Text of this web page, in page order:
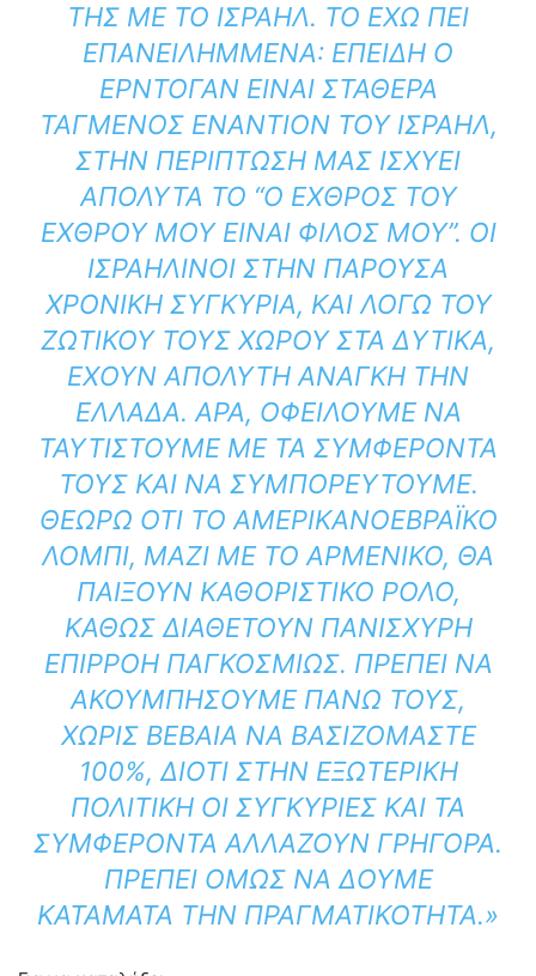
ΤΗΣ ΜΕ ΤΟ ΙΣΡΑΉΛ. ΤΟ ΈΧΩ ΠΕΙ
ΕΠΑΝΕΙΛΗΜΜΈΝΑ: ΕΠΕΙΔΉ Ο
ΕΡΝΤΟΓΆΝ ΕΊΝΑΙ ΣΤΑΘΕΡΆ
ΤΑΓΜΈΝΟΣ ΕΝΑΝΤΊΟΝ ΤΟΥ ΙΣΡΑΉΛ,
ΣΤΗΝ ΠΕΡΊΠΤΩΣΉ ΜΑΣ ΙΣΧΎΕΙ
ΑΠΌΛΥΤΑ ΤΟ “Ο ΕΧΘΡΌΣ ΤΟΥ
ΕΧΘΡΟΎ ΜΟΥ ΕΊΝΑΙ ΦΊΛΟΣ ΜΟΥ”. ΟΙ
ΙΣΡΑΗΛΙΝΟΊ ΣΤΗΝ ΠΑΡΟΎΣΑ
ΧΡΟΝΙΚΉ ΣΥΓΚΥΡΊΑ, ΚΑΙ ΛΌΓΩ ΤΟΥ
ΖΩΤΙΚΟΎ ΤΟΥΣ ΧΏΡΟΥ ΣΤΑ ΔΥΤΙΚΆ,
ΈΧΟΥΝ ΑΠΌΛΥΤΗ ΑΝΆΓΚΗ ΤΗΝ
ΕΛΛΆΔΑ. ΆΡΑ, ΟΦΕΊΛΟΥΜΕ ΝΑ
ΤΑΥΤΙΣΤΟΎΜΕ ΜΕ ΤΑ ΣΥΜΦΈΡΟΝΤΆ
ΤΟΥΣ ΚΑΙ ΝΑ ΣΥΜΠΟΡΕΥΤΟΎΜΕ.
ΘΕΩΡΏ ΌΤΙ ΤΟ ΑΜΕΡΙΚΑΝΟΕΒΡΑΪΚΌ
ΛΌΜΠΙ, ΜΑΖΊ ΜΕ ΤΟ ΑΡΜΕΝΙΚΌ, ΘΑ
ΠΑΊΞΟΥΝ ΚΑΘΟΡΙΣΤΙΚΌ ΡΌΛΟ,
ΚΑΘΏΣ ΔΙΑΘΈΤΟΥΝ ΠΑΝΊΣΧΥΡΗ
ΕΠΙΡΡΟΉ ΠΑΓΚΟΣΜΊΩΣ. ΠΡΈΠΕΙ ΝΑ
ΑΚΟΥΜΠΉΣΟΥΜΕ ΠΆΝΩ ΤΟΥΣ,
ΧΩΡΊΣ ΒΈΒΑΙΑ ΝΑ ΒΑΣΙΖΌΜΑΣΤΕ
100%, ΔΙΌΤΙ ΣΤΗΝ ΕΞΩΤΕΡΙΚΉ
ΠΟΛΙΤΙΚΉ ΟΙ ΣΥΓΚΥΡΊΕΣ ΚΑΙ ΤΑ
ΣΥΜΦΈΡΟΝΤΑ ΑΛΛΆΖΟΥΝ ΓΡΉΓΟΡΑ.
ΠΡΈΠΕΙ ΌΜΩΣ ΝΑ ΔΟΎΜΕ
ΚΑΤΆΜΑΤΑ ΤΗΝ ΠΡΑΓΜΑΤΙΚΌΤΗΤΑ.»